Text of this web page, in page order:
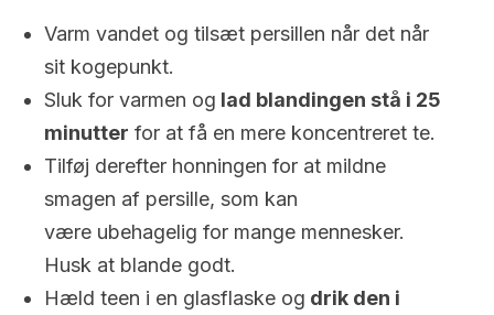
Varm vandet og tilsæt persillen når det når
sit kogepunkt.
Sluk for varmen og lad blandingen stå i 25
minutter for at få en mere koncentreret te.
Tilføj derefter honningen for at mildne
smagen af persille, som kan
være ubehagelig for mange mennesker.
Husk at blande godt.
Hæld teen i en glasflaske og drik den i